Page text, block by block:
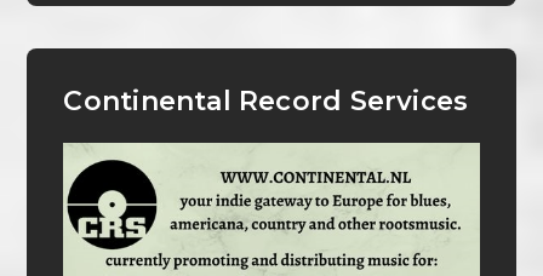
Continental Record Services